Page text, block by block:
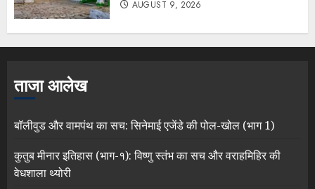
AUGUST 9, 2026
ताजा आलेख
बॉलीवुड और वामपंथ का सच: सिनेमाई एजेंडे की पोल-खोल (भाग 1)
कुतुब मीनार इतिहास (भाग-१): विष्णु स्तंभ का सच और वराहमिहिर की
वेधशाला थ्योरी